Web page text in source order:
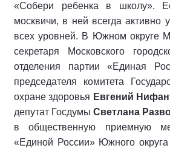
«Собери ребенка в школу».
москвичи, в ней всегда активно
всех уровней. В Южном округе
секретаря Московского
отделения партии «Единая
председателя комитета
охране здоровья Евгений
депутат Госдумы Светлана
в общественную приемную
«Единой России» Южного